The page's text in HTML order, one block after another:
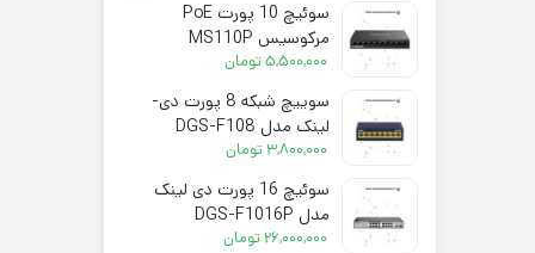
۲,۹۶۰,۰۰۰ تومان
بود.
۲,۵۵۰,۰۰۰ تومان.
سوئیچ 10 پورت PoE
مرکوسیس MS110P
۵,۵۰۰,۰۰۰تومان
سوییچ شبکه 8 پورت دی-
لینک مدل DGS-F108
۳,۸۰۰,۰۰۰ تومان
سوئیچ 16 پورت دی لینک
مدل DGS-F1016P
۲۶,۰۰۰,۰۰۰ تومان